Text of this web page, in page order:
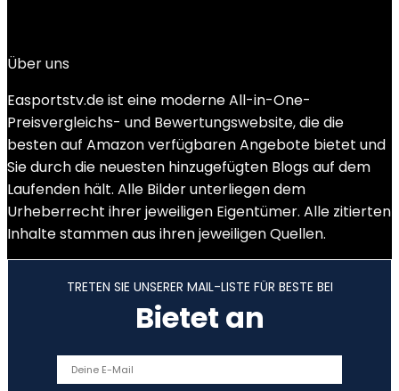
Über uns
Easportstv.de ist eine moderne All-in-One-
Preisvergleichs- und Bewertungswebsite, die die
besten auf Amazon verfügbaren Angebote bietet und
Sie durch die neuesten hinzugefügten Blogs auf dem
Laufenden hält. Alle Bilder unterliegen dem
Urheberrecht ihrer jeweiligen Eigentümer. Alle zitierten
Inhalte stammen aus ihren jeweiligen Quellen.
TRETEN SIE UNSERER MAIL-LISTE FÜR BESTE BEI
Bietet an